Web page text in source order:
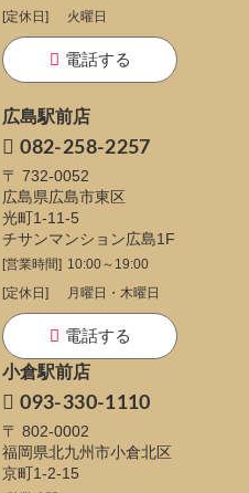
[定休日]
火曜日
電話する
広島駅前店
082-258-2257
〒 732-0052
広島県広島市東区
光町1-11-5
チサンマンション広島1F
[営業時間] 10:00～19:00
[定休日]
月曜日・木曜日
電話する
小倉駅前店
093-330-1110
〒 802-0002
福岡県北九州市小倉北区
京町1-2-15